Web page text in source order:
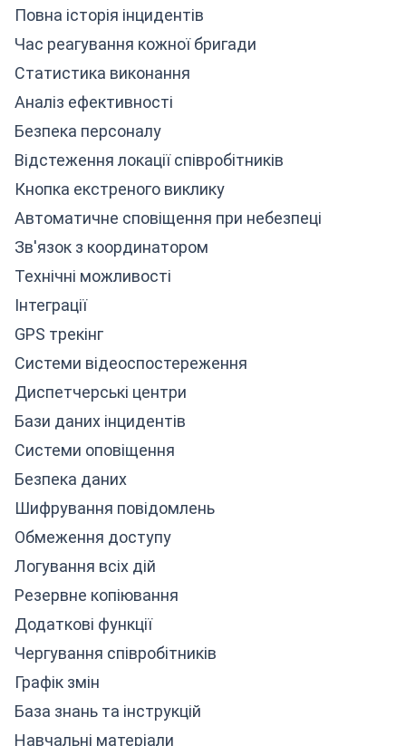
Повна історія інцидентів
Час реагування кожної бригади
Статистика виконання
Аналіз ефективності
Безпека персоналу
Відстеження локації співробітників
Кнопка екстреного виклику
Автоматичне сповіщення при небезпеці
Зв'язок з координатором
Технічні можливості
Інтеграції
GPS трекінг
Системи відеоспостереження
Диспетчерські центри
Бази даних інцидентів
Системи оповіщення
Безпека даних
Шифрування повідомлень
Обмеження доступу
Логування всіх дій
Резервне копіювання
Додаткові функції
Чергування співробітників
Графік змін
База знань та інструкцій
Навчальні матеріали